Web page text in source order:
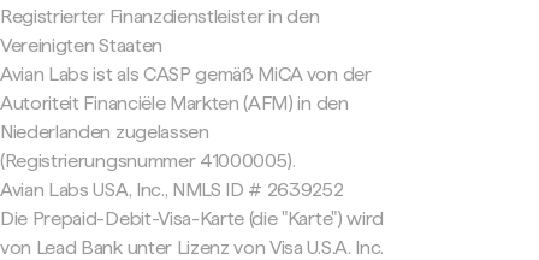
Registrierter Finanzdienstleister in den
Vereinigten Staaten
Avian Labs ist als CASP gemäß MiCA von der
Autoriteit Financiële Markten (AFM) in den
Niederlanden zugelassen
(Registrierungsnummer 41000005).
Avian Labs USA, Inc., NMLS ID # 2639252
Die Prepaid-Debit-Visa-Karte (die "Karte") wird
von Lead Bank unter Lizenz von Visa U.S.A. Inc.